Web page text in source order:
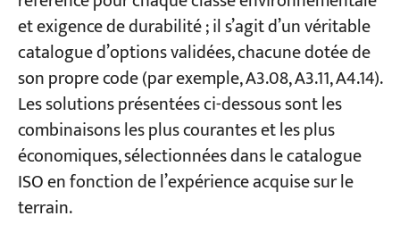
et exigence de durabilité ; il s’agit d’un véritable
catalogue d’options validées, chacune dotée de
son propre code (par exemple, A3.08, A3.11, A4.14).
Les solutions présentées ci-dessous sont les
combinaisons les plus courantes et les plus
économiques, sélectionnées dans le catalogue
ISO en fonction de l’expérience acquise sur le
terrain.